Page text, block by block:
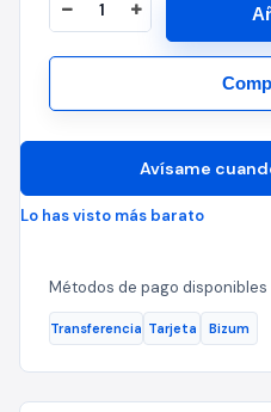
Avísame
Lo has visto más barato
Métodos de pago disponibles
Transferencia Tarjeta Bizum